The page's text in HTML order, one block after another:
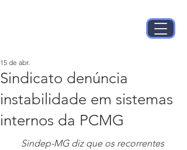
Sindicato denúncia
instabilidade em sistemas
internos da PCMG
15 de abr.
Sindep-MG diz que os recorrentes